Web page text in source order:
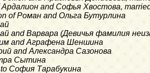
Ардалион and Софья Хвостова,
of Роман and Ольга Бутурлина
and Варвара (Девичья фамилия
and Аграфена Шеншина
and Александра Сазонова
Сытина
to София Тарабукина